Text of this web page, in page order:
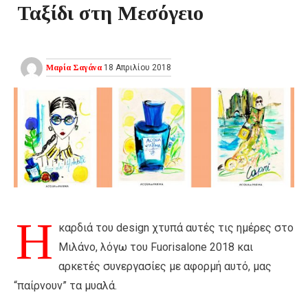
Ταξίδι στη Μεσόγειο
Μαρία Σαγάνα 18 Απριλίου 2018
Η καρδιά του design χτυπά αυτές τις ημέρες στο
Μιλάνο, λόγω του Fuorisalone 2018 και
αρκετές συνεργασίες με αφορμή αυτό, μας
“παίρνουν” τα μυαλά.